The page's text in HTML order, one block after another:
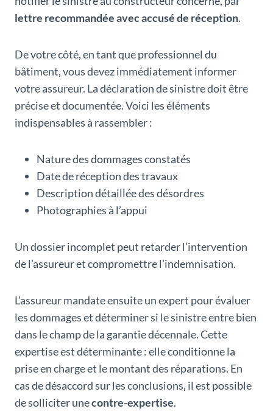
lettre recommandée avec accusé de réception.
De votre côté, en tant que professionnel du
bâtiment, vous devez immédiatement informer
votre assureur. La déclaration de sinistre doit être
précise et documentée. Voici les éléments
indispensables à rassembler :
Nature des dommages constatés
Date de réception des travaux
Description détaillée des désordres
Photographies à l’appui
Un dossier incomplet peut retarder l’intervention
de l’assureur et compromettre l’indemnisation.
L’assureur mandate ensuite un expert pour évaluer
les dommages et déterminer si le sinistre entre bien
dans le champ de la garantie décennale. Cette
expertise est déterminante : elle conditionne la
prise en charge et le montant des réparations. En
cas de désaccord sur les conclusions, il est possible
de solliciter unecontre-expertise.